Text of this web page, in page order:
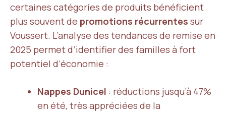
certaines catégories de produits bénéficient
plus souvent de promotions récurrentes sur
Voussert. L’analyse des tendances de remise en
2025 permet d’identifier des familles à fort
potentiel d’économie :
Nappes Dunicel : réductions jusqu’à 47%
en été, très appréciées de la